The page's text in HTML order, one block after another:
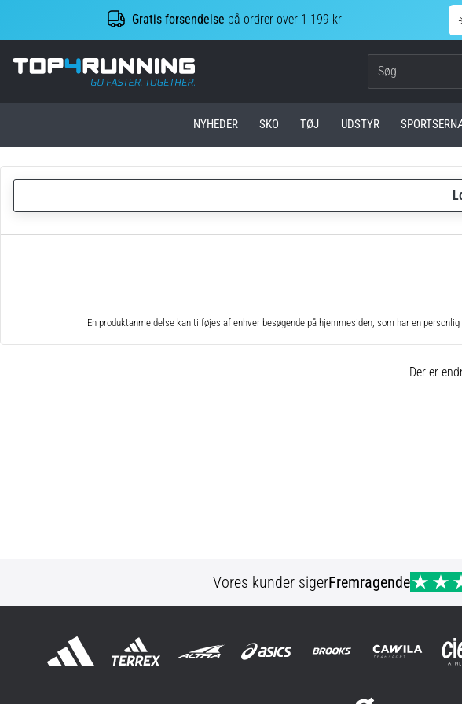
Gratis forsendelse på ordrer over 1 199 kr
Top4Running.dk
NYHEDER SKO TØJ UDSTYR
En produktanmeldelse kan tilføjes af enhver besøgende på hjemmesiden, som har en
Der er
Vores kunder sigerFremragende